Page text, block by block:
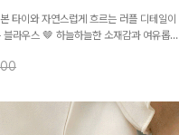
타이와 자연스럽게 흐르는 러플 디테일이
라우스 🤎 하늘하늘한 소재감과 여유롭게